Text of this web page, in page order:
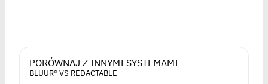
PORÓWNAJ Z INNYMI SYSTEMAMI
BLUUR® VS REDACTABLE